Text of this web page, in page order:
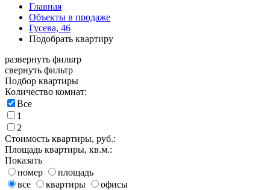
Главная
Объекты в продаже
Гусева, 46
Подобрать квартиру
развернуть фильтр
свернуть фильтр
Подбор квартиры
Количество комнат:
Все
1
2
Стоимость квартиры, руб.:
Площадь квартиры, кв.м.:
Показать
номер
площадь
все
квартиры офисы